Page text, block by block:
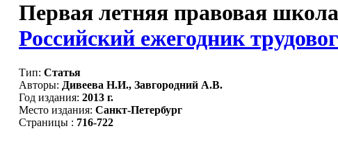
Первая летняя правовая
Российский ежегодник
Тип: Статья
Авторы: Дивеева Н.И., Завгородний А.В.
Год издания: 2013 г.
Место издания: Санкт-Петербург
Страницы : 716-722